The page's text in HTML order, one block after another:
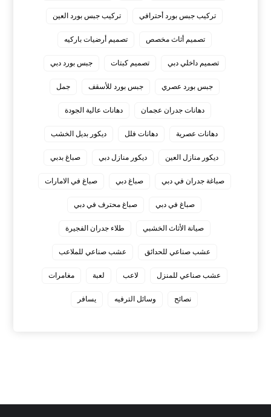
تركيب جبس بورد أحترافي تركيب جبس بورد العين
تصميم أثاث مخصص تصميم أرضيات باركيه
تصميم داخلي دبي تصميم كبتات جبس بورد دبي
جبس بورد عصري جبس بورد للأسقف جمل
دهانات جدران عجمان دهانات عالية الجودة
دهانات عصرية دهانات فلل ديكور بديل الخشب
ديكور منازل العين ديكور منازل دبي صباغ بدبي
صباغة جدران في دبي صباغ دبي صباغ في الامارات
صباغ في دبي صباغ محترف في دبي
صيانة الأثاث الخشبي طلاء جدران الفجيرة
عشب صناعي للحدائق عشب صناعي للملاعب
عشب صناعي للمنزل لاعب لعبة مغامرات
نصائح وسائل الترفيه يسافر